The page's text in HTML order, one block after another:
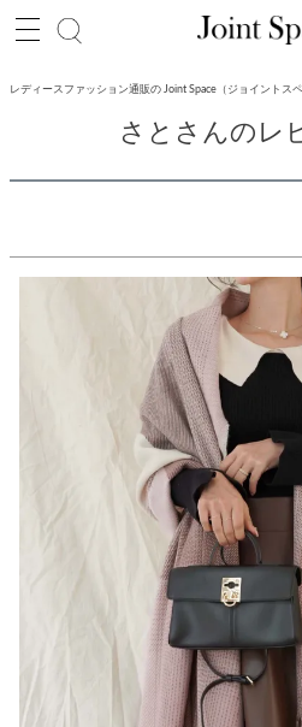
レディースファッション通販の Joint Space（ジョイントスペ
さとさんのレ